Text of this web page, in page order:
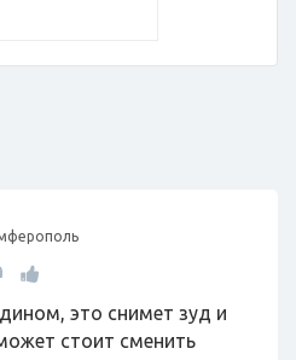
это снимет зуд и
стоит сменить